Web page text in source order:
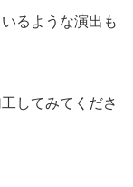
るような演出も
してみてくださ